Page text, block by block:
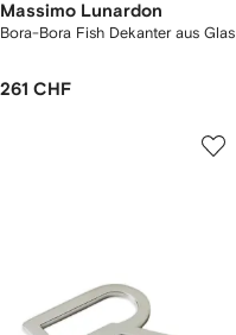
Massimo Lunardon
Bora-Bora Fish Dekanter aus Glas
261 CHF